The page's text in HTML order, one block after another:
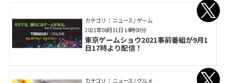
カテゴリ： ニュース / ゲーム
東京ゲームショウ2021事前番組が9月1
日17時より配信！
2021年08月31日 14時00分
カテゴリ： ニュース / グルメ